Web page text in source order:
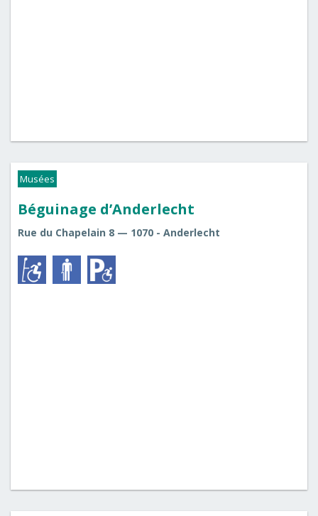
Musées
Béguinage d’Anderlecht
Rue du Chapelain 8 — 1070 - Anderlecht